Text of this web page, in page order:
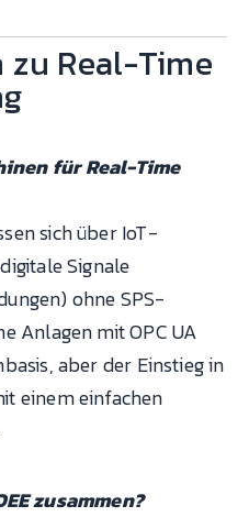
zu Real-Time
für Real-Time
sich über IoT-
Signale
ohne SPS-
Anlagen mit OPC UA
aber der Einstieg in
einem einfachen
zusammen?